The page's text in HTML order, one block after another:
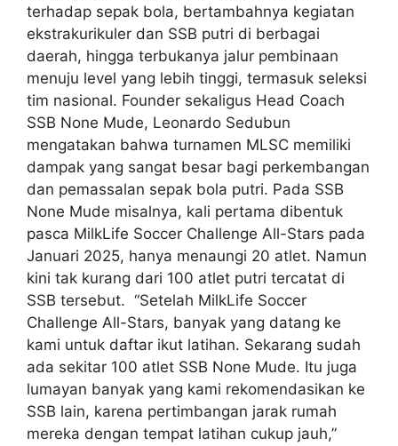
terhadap sepak bola, bertambahnya kegiatan
ekstrakurikuler dan SSB putri di berbagai
daerah, hingga terbukanya jalur pembinaan
menuju level yang lebih tinggi, termasuk seleksi
tim nasional. Founder sekaligus Head Coach
SSB None Mude, Leonardo Sedubun
mengatakan bahwa turnamen MLSC memiliki
dampak yang sangat besar bagi perkembangan
dan pemassalan sepak bola putri. Pada SSB
None Mude misalnya, kali pertama dibentuk
pasca MilkLife Soccer Challenge All-Stars pada
Januari 2025, hanya menaungi 20 atlet. Namun
kini tak kurang dari 100 atlet putri tercatat di
SSB tersebut. “Setelah MilkLife Soccer
Challenge All-Stars, banyak yang datang ke
kami untuk daftar ikut latihan. Sekarang sudah
ada sekitar 100 atlet SSB None Mude. Itu juga
lumayan banyak yang kami rekomendasikan ke
SSB lain, karena pertimbangan jarak rumah
mereka dengan tempat latihan cukup jauh,”